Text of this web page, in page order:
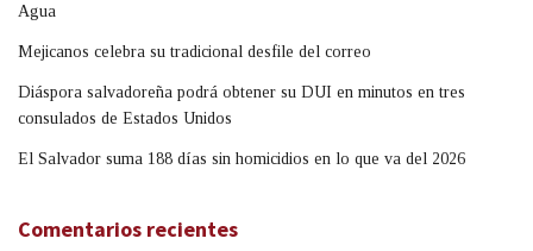
Agua
Mejicanos celebra su tradicional desfile del correo
Diáspora salvadoreña podrá obtener su DUI en minutos en tres
consulados de Estados Unidos
El Salvador suma 188 días sin homicidios en lo que va del 2026
Comentarios recientes